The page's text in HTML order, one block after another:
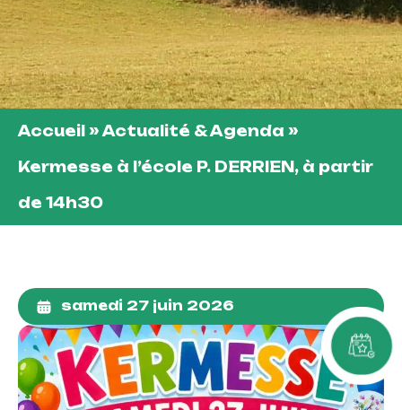
Accueil »Actualité & Agenda »
Kermesse à l’école P. DERRIEN, à partir
de 14h30
samedi 27 juin 2026